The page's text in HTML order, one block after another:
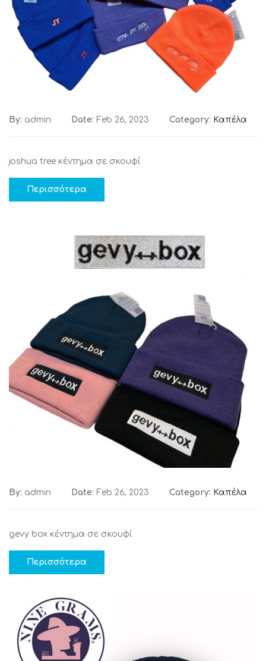
By: admin Date: Feb 26, 2023 Category: Καπέλα
joshua tree κέντημα σε σκουφί
Περισσότερα
By: admin Date: Feb 26, 2023 Category: Καπέλα
gevy box κέντημα σε σκουφί
Περισσότερα